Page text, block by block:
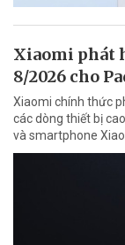
Xiaomi phát
8/2026 cho
Xiaomi chính thức
các dòng thiết bị
và smartphone